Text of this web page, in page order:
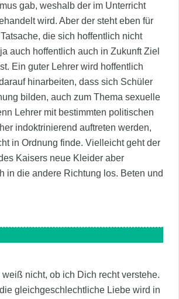
gab, weshalb der im Unterricht
wird. Aber der steht eben für
die sich hoffentlich nicht
auch hoffentlich auch in Zukunft Ziel
Ein guter Lehrer wird hoffentlich
hinarbeiten, dass sich Schüler
bilden, auch zum Thema sexuelle
Lehrer mit bestimmten politischen
indoktrinierend auftreten werden,
in Ordnung finde. Vielleicht geht der
Kaisers neue Kleider aber
in die andere Richtung los. Beten und
weiß nicht, ob ich Dich recht verstehe.
gleichgeschlechtliche Liebe wird in